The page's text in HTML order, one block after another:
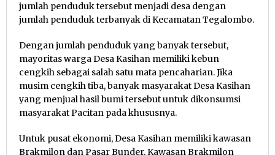
jumlah penduduk tersebut menjadi desa dengan
jumlah penduduk terbanyak di Kecamatan Tegalombo.
Dengan jumlah penduduk yang banyak tersebut,
mayoritas warga Desa Kasihan memiliki kebun
cengkih sebagai salah satu mata pencaharian. Jika
musim cengkih tiba, banyak masyarakat Desa Kasihan
yang menjual hasil bumi tersebut untuk dikonsumsi
masyarakat Pacitan pada khususnya.
Untuk pusat ekonomi, Desa Kasihan memiliki kawasan
Brakmilon dan Pasar Bunder. Kawasan Brakmilon